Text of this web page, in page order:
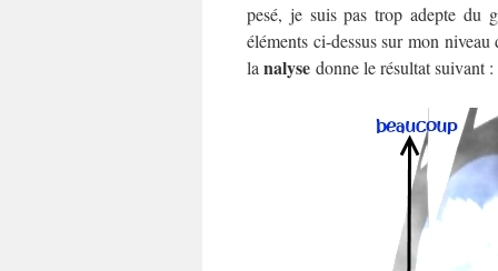
pesé, je suis pas trop adepte du
éléments ci-dessus sur mon
la nalyse donne le résultat suivant :